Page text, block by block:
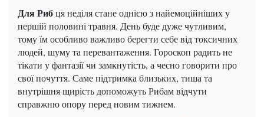
Для Рибця неділя стане однією з найемоційніших у
першій половині травня. День буде дуже чутливим,
тому їм особливо важливо берегти себе від токсичних
людей, шуму та перевантаження. Гороскоп радить не
тікати у фантазії чи замкнутість, а чесно говорити про
свої почуття. Саме підтримка близьких, тиша та
внутрішня щирість допоможуть Рибам відчути
справжню опору перед новим тижнем.